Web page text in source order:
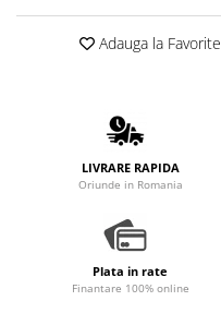
Piese schimb espressoare
Accesorii si intretinere
Adauga la Favorite
LIVRARE RAPIDA
Oriunde in Romania
Plata in rate
Finantare 100% online